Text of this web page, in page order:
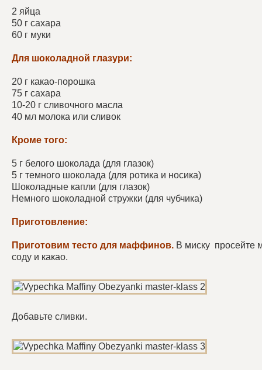
2 яйца
50 г сахара
60 г муки
Для шоколадной глазури:
20 г какао-порошка
75 г сахара
10-20 г сливочного масла
40 мл молока или сливок
Кроме того:
5 г белого шоколада (для глазок)
5 г темного шоколада (для ротика и носика)
Шоколадные капли (для глазок)
Немного шоколадной стружки (для чубчика)
Приготовление:
Приготовим тесто для маффинов. В миску просейте
соду и какао.
Добавьте сливки.